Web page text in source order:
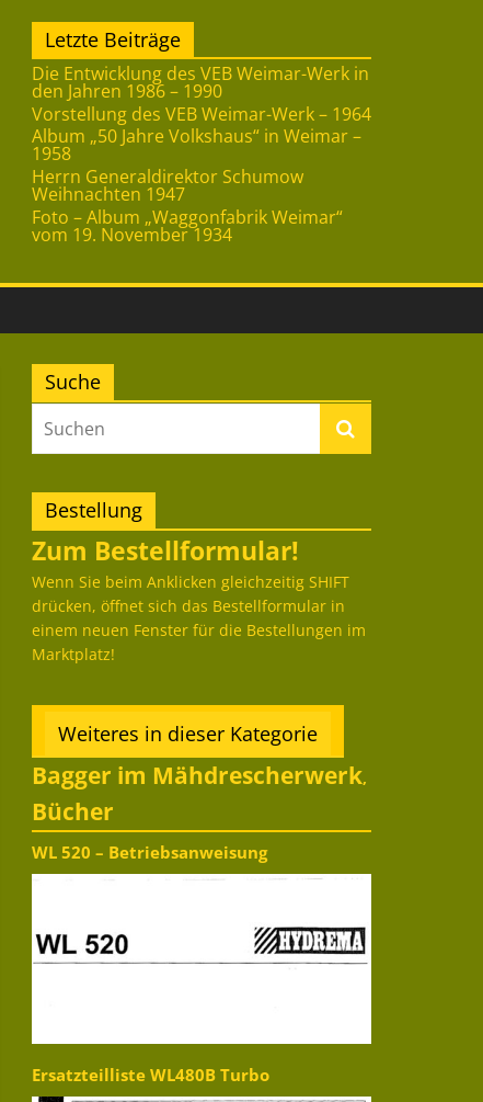
Letzte Beiträge
Die Entwicklung des VEB Weimar-Werk in
den Jahren 1986 – 1990
Vorstellung des VEB Weimar-Werk – 1964
Album „50 Jahre Volkshaus“ in Weimar –
1958
Herrn Generaldirektor Schumow
Weihnachten 1947
Foto – Album „Waggonfabrik Weimar“
vom 19. November 1934
Suche
Bestellung
Zum Bestellformular!
Wenn Sie beim Anklicken gleichzeitig SHIFT
drücken, öffnet sich das Bestellformular in
einem neuen Fenster für die Bestellungen im
Marktplatz!
Weiteres in dieser Kategorie
Bagger im Mähdrescherwerk,
Bücher
WL 520 – Betriebsanweisung
Ersatzteilliste WL480B Turbo